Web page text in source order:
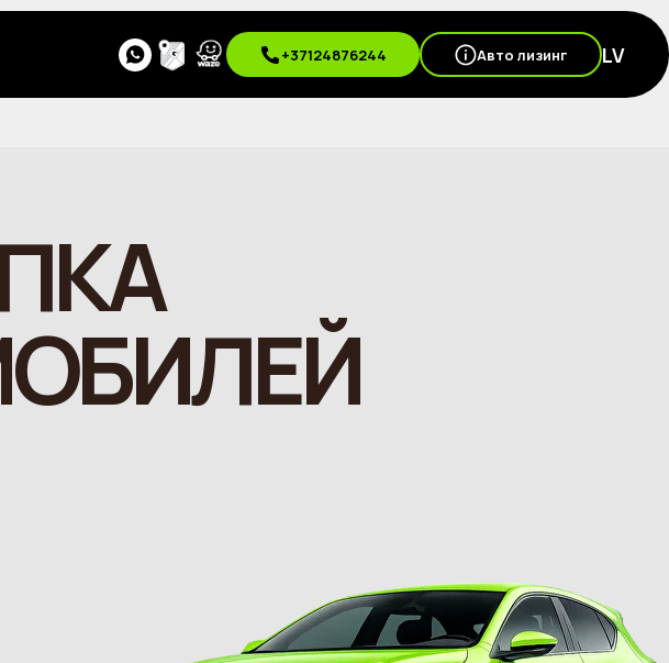
+37124876244 Авто лизинг LV